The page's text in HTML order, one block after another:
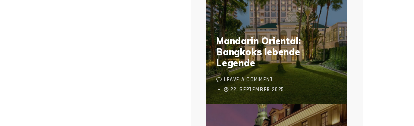
Mandarin Oriental:
Bangkoks lebende
Legende
LEAVE A COMMENT
22. SEPTEMBER 2025